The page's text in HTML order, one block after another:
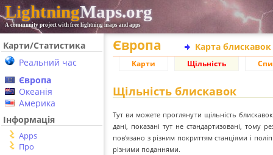
LightningMaps.org
A community project with free lightning maps and apps
Карти/Статистика
Реальний час
Європа
Океанія
Америка
Інформація
Apps
Про
Європа Карта
Карти Щільність
Щільність блискавок
Тут ви можете проглянути щільність
дані, показані тут не стандартизовані, тому
пов'язано з різним покриттям станціями і
різними поданнями.